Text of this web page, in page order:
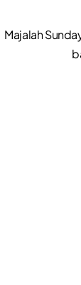
Majalah